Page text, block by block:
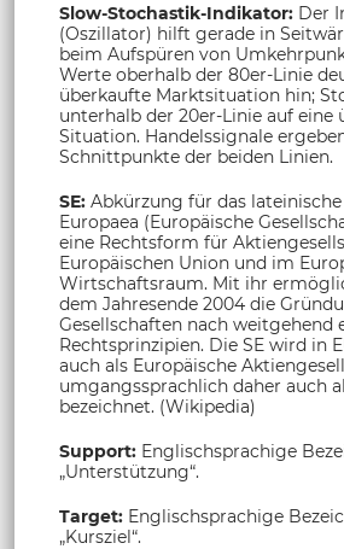
Slow-Stochastik-Indikator: Der
(Oszillator) hilft gerade in
beim Aufspüren von
Werte oberhalb der 80er-Linie
überkaufte Marktsituation hin;
unterhalb der 20er-Linie auf eine
Situation. Handelssignale
Schnittpunkte der beiden Linien.
SE: Abkürzung für das
Europaea (Europäische
eine Rechtsform für
Europäischen Union und im
Wirtschaftsraum. Mit ihr
dem Jahresende 2004 die
Gesellschaften nach weitgehend
Rechtsprinzipien. Die SE wird in
auch als Europäische
umgangssprachlich daher auch
bezeichnet. (Wikipedia)
Support: Englischsprachige
„Unterstützung“.
Target: Englischsprachige
„Kursziel“.